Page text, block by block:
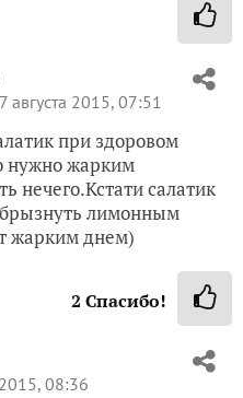
августа 2015, 07:51
при здоровом
нужно жарким
нечего.Кстати салатик
лимонным
жарким днем)
2 Спасибо!
08:36